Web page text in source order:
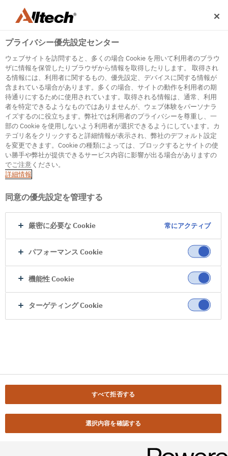
500
Internal Error Server
It seems we're experiencing some technical
difficulties. Try refreshing the page or go to the
homepage
プライバシー優先設定センター
ウェブサイトを訪問すると、多くの場合 Cookie を用いて利用者のブラウ
ザに情報を保管したりブラウザから情報を取得したりします。 取得され
る情報には、利用者に関するもの、優先設定、デバイスに関する情報が
含まれている場合があります。多くの場合、サイトの動作を利用者の期
待通りにするために使用されています。取得される情報は、通常、利用
者を特定できるようなものではありませんが、ウェブ体験をパーソナラ
イズするのに役立ちます。弊社では利用者のプライバシーを尊重し、一
部の Cookie を使用しないよう利用者が選択できるようにしています。カ
テゴリ名をクリックすると詳細情報が表示され、弊社のデフォルト設定
を変更できます。Cookie の種類によっては、ブロックするとサイトの使
い勝手や弊社が提供できるサービス内容に影響が出る場合がありますの
でご注意ください。
詳細情報
同意の優先設定を管理する
厳密に必要な Cookie 常にアクティブ
パフォーマンス Cookie
機能性 Cookie
ターゲティング Cookie
すべて拒否する
選択内容を確認する